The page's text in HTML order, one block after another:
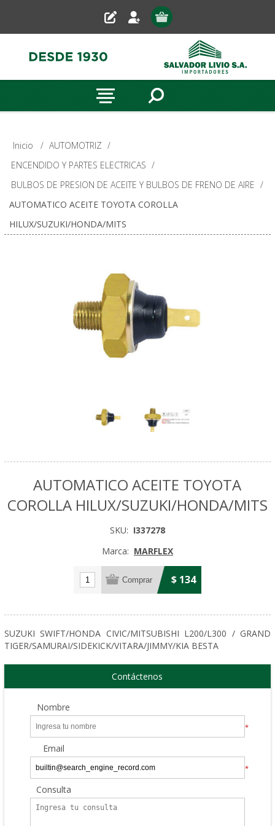
Inicio / AUTOMOTRIZ /
ENCENDIDO Y PARTES ELECTRICAS /
BULBOS DE PRESION DE ACEITE Y BULBOS DE FRENO DE AIRE /
AUTOMATICO ACEITE TOYOTA COROLLA
HILUX/SUZUKI/HONDA/MITS
AUTOMATICO ACEITE TOYOTA
COROLLA HILUX/SUZUKI/HONDA/MITS
SKU: I337278
Marca: MARFLEX
$ 134
SUZUKI SWIFT/HONDA CIVIC/MITSUBISHI L200/L300 / GRAND
TIGER/SAMURAI/SIDEKICK/VITARA/JIMMY/KIA BESTA
Contáctenos
Nombre
*
Email
*
Consulta